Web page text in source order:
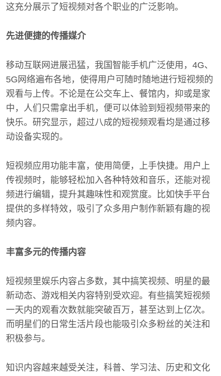
这充分展示了短视频对各个职业的广泛影响。
先进便捷的传播媒介
移动互联网进展迅猛，我国智能手机广泛使用，4G、
5G网络遍布各地，使得用户可随时随地进行短视频的
观看与上传。不论是在公交车上、餐馆内，抑或是家
中，人们只需拿出手机，便可以体验到短视频带来的
快乐。研究显示，超过八成的短视频观看均是通过移
动设备实现的。
短视频应用功能丰富，使用简便，上手快捷。用户上
传视频时，能够轻松加入各种特效和音乐，还能对视
频进行编辑，提升其趣味性和观赏度。比如快手平台
提供的多样特效，吸引了众多用户制作新颖有趣的视
频内容。
丰富多元的传播内容
短视频里娱乐内容占多数，其中搞笑视频、明星的最
新动态、游戏相关内容特别受欢迎。有些搞笑短视频
一天内的观看次数就能突破百万，甚至达到上亿次。
而明星们的日常生活片段也能吸引众多粉丝的关注和
积极参与。
知识内容越来越受关注，科普、学习法、历史和文化